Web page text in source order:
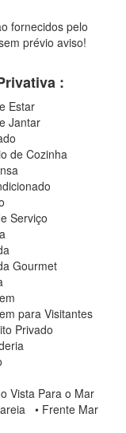
fornecidos pelo
prévio aviso!
:
Estar
Jantar
de Cozinha
Serviço
Gourmet
para Visitantes
Privado
Vista Para o Mar
•Frente Mar